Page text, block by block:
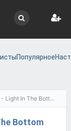
Популярное
In The Bottom
Bottom